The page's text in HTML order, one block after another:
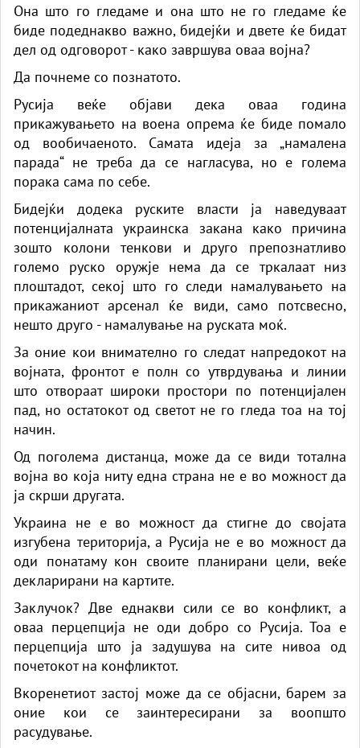
Она што го гледаме и она што не го гледаме ќе
биде подеднакво важно, бидејќи и двете ќе бидат
дел од одговорот - како завршува оваа војна?
Да почнеме со познатото.
Русија веќе објави дека оваа година
прикажувањето на воена опрема ќе биде помало
од вообичаеното. Самата идеја за „намалена
парада“ не треба да се нагласува, но е голема
порака сама по себе.
Бидејќи додека руските власти ја наведуваат
потенцијалната украинска закана како причина
зошто колони тенкови и друго препознатливо
големо руско оружје нема да се тркалаат низ
плоштадот, секој што го следи намалувањето на
прикажаниот арсенал ќе види, само потсвесно,
нешто друго - намалување на руската моќ.
За оние кои внимателно го следат напредокот на
војната, фронтот е полн со утврдувања и линии
што отвораат широки простори по потенцијален
пад, но остатокот од светот не го гледа тоа на тој
начин.
Од поголема дистанца, може да се види тотална
војна во која ниту една страна не е во можност да
ја скрши другата.
Украина не е во можност да стигне до својата
изгубена територија, а Русија не е во можност да
оди понатаму кон своите планирани цели, веќе
декларирани на картите.
Заклучок? Две еднакви сили се во конфликт, а
оваа перцепција не оди добро со Русија. Тоа е
перцепција што ја задушува на сите нивоа од
почетокот на конфликтот.
Вкоренетиот застој може да се објасни, барем за
оние кои се заинтересирани за воопшто
расудување.